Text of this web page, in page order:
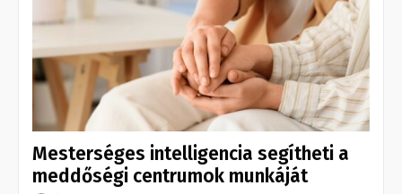
Mesterséges intelligencia segítheti a
meddőségi centrumok munkáját